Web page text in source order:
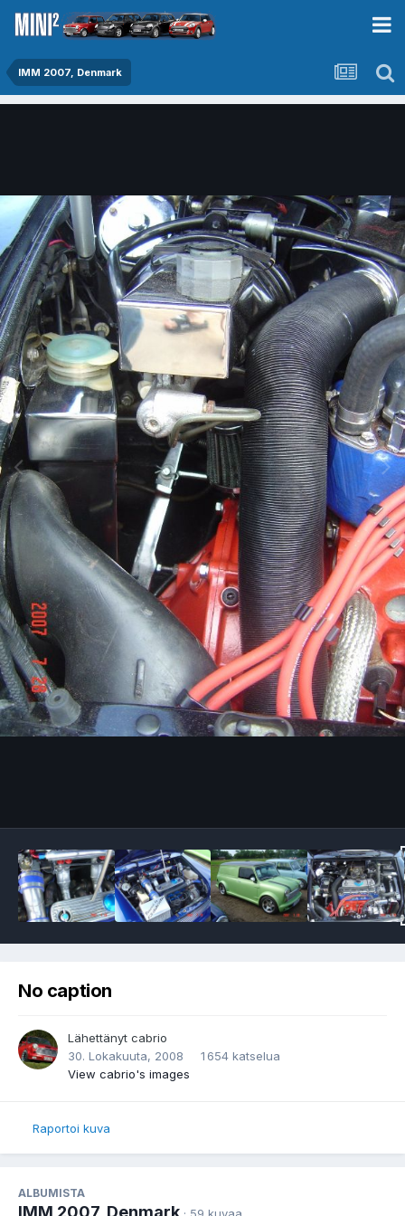
IMM 2007, Denmark
No caption
Lähettänyt cabrio
30. Lokakuuta, 2008
1 654 katselua
View cabrio's images
Raportoi kuva
ALBUMISTA
IMM 2007, Denmark